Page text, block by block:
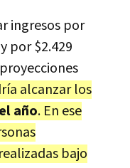
ingresos por
por $2.429
alcanzar los
año. En ese
bajo